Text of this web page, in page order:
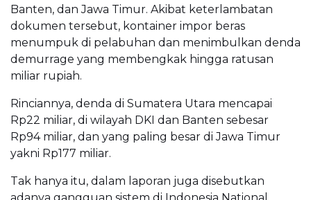
Banten, dan Jawa Timur. Akibat keterlambatan
dokumen tersebut, kontainer impor beras
menumpuk di pelabuhan dan menimbulkan denda
demurrage yang membengkak hingga ratusan
miliar rupiah.
Rinciannya, denda di Sumatera Utara mencapai
Rp22 miliar, di wilayah DKI dan Banten sebesar
Rp94 miliar, dan yang paling besar di Jawa Timur
yakni Rp177 miliar.
Tak hanya itu, dalam laporan juga disebutkan